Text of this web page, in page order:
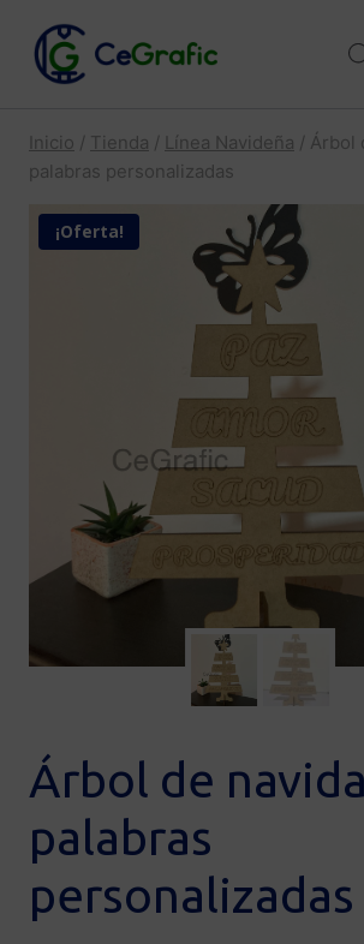
contenido
Inicio / Tienda / Línea Navideña / Árbol
palabras personalizadas
¡Oferta!
Árbol de
palabras
personalizadas